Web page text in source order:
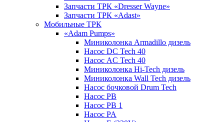
Запчасти ТРК «Dresser Wayne»
Запчасти ТРК «Adast»
Мобильные ТРК
«Adam Pumps»
Миниколонка Armadillo дизель
Насос DC Tech 40
Насос AC Tech 40
Миниколонка Hi-Tech дизель
Миниколонка Wall Tech дизель
Насос бочковой Drum Tech
Насос PB
Насос PB 1
Насос PA